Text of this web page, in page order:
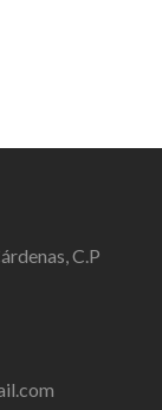
C.P